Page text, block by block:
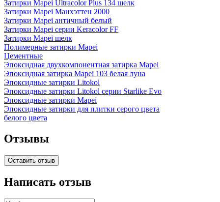
Затирки Mapei Ultracolor Plus 134 шелк
Затирки Mapei Манхэттен 2000
Затирки Mapei античный белый
Затирки Mapei серии Keracolor FF
Затирки Mapei шелк
Полимерные затирки Mapei
Цементные
Эпоксидная двухкомпонентная затирка Mapei
Эпоксидная затирка Mapei 103 белая луна
Эпоксидные затирки Litokol
Эпоксидные затирки Litokol серии Starlike Evo
Эпоксидные затирки Mapei
Эпоксидные затирки для плитки серого цвета
белого цвета
Отзывы
Оставить отзыв
Написать отзыв